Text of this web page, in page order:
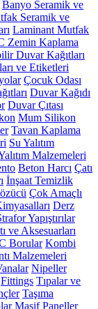
Banyo Seramik ve
Seramik ve
Laminant Mutfak
Zemin Kaplama
Duvar Kağıtları
ve Etiketleri
Çocuk Odası
Duvar Kağıdı
Duvar Çıtası
Mum Silikon
Tavan Kaplama
Su Yalıtım
Malzemeleri
Beton Harcı Çatı
İnşaat Temizlik
Çok Amaçlı
Derz
Yapıştırılar
ve Aksesuarları
Borular Kombi
Malzemeleri
Nipeller
Fittings Tıpalar ve
Taşıma
Masif Paneller